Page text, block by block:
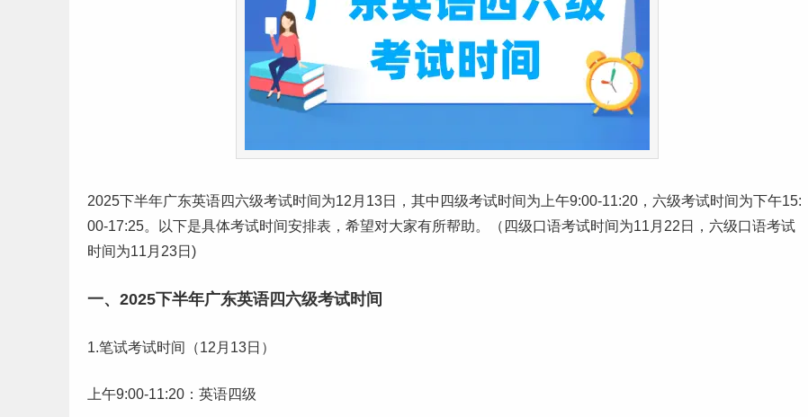
2025下半年广东英语四六级考试时间为12月13日，其中四级考试时间为上午9:00-11:20，六级考试时间为下午15:
00-17:25。以下是具体考试时间安排表，希望对大家有所帮助。（四级口语考试时间为11月22日，六级口语考试
时间为11月23日)
一、2025下半年广东英语四六级考试时间
1.笔试考试时间（12月13日）
上午9:00-11:20：英语四级